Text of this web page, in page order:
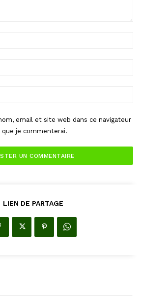
email et site web dans ce navigateur
je commenterai.
LIEN DE PARTAGE